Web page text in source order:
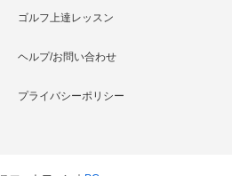
ゴルフ上達レッスン
ヘルプ/お問い合わせ
プライバシーポリシー